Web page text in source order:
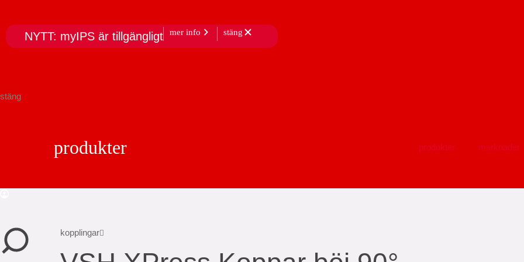
NYTT: myIPS är tillgängligt mer info stäng
stäng
produkter marknader
produkter
kopplingar